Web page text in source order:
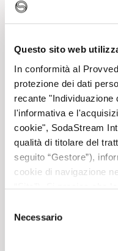
Questo sito web
In conformità al
protezione dei dati
recante "Individuazione
l'informativa e
cookie", SodaStream
qualità di titolare del
seguito “Gestore”),
cookie di navigazione
eventualmente
delNecessario